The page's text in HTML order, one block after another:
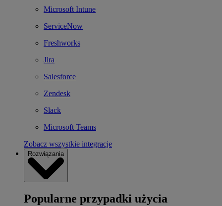
Microsoft Intune
ServiceNow
Freshworks
Jira
Salesforce
Zendesk
Slack
Microsoft Teams
Zobacz wszystkie integracje
Rozwiązania
Popularne przypadki użycia